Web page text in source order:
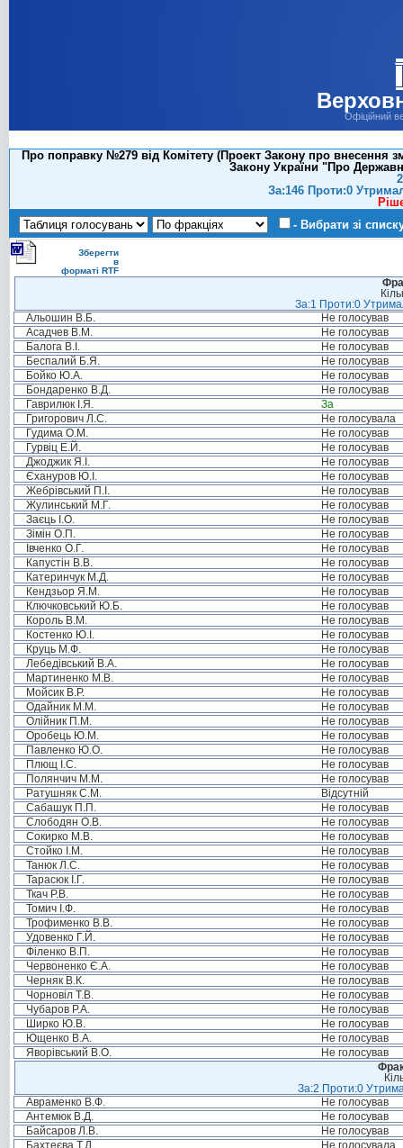
Офіційний
Про поправку №279 від Комітету (Проект Закону про внесення
Закону України "Про
За:146 Проти:0
- Вибрати зі
Зберегти
в
форматі RTF
За:1 Проти:0
Альошин В.Б.
Не голосував
Асадчев В.М.
Не голосував
Балога В.І.
Не голосував
Беспалий Б.Я.
Не голосував
Бойко Ю.А.
Не голосував
Бондаренко В.Д.
Не голосував
Гаврилюк І.Я.
За
Григорович Л.С.
Не голосувала
Гудима О.М.
Не голосував
Гурвіц Е.Й.
Не голосував
Джоджик Я.І.
Не голосував
Єхануров Ю.І.
Не голосував
Жебрівський П.І.
Не голосував
Жулинський М.Г.
Не голосував
Заєць І.О.
Не голосував
Зімін О.П.
Не голосував
Івченко О.Г.
Не голосував
Капустін В.В.
Не голосував
Катеринчук М.Д.
Не голосував
Кендзьор Я.М.
Не голосував
Ключковський Ю.Б.
Не голосував
Король В.М.
Не голосував
Костенко Ю.І.
Не голосував
Круць М.Ф.
Не голосував
Лебедівський В.А.
Не голосував
Мартиненко М.В.
Не голосував
Мойсик В.Р.
Не голосував
Одайник М.М.
Не голосував
Олійник П.М.
Не голосував
Оробець Ю.М.
Не голосував
Павленко Ю.О.
Не голосував
Плющ І.С.
Не голосував
Полянчич М.М.
Не голосував
Ратушняк С.М.
Відсутній
Сабашук П.П.
Не голосував
Слободян О.В.
Не голосував
Сокирко М.В.
Не голосував
Стойко І.М.
Не голосував
Танюк Л.С.
Не голосував
Тарасюк І.Г.
Не голосував
Ткач Р.В.
Не голосував
Томич І.Ф.
Не голосував
Трофименко В.В.
Не голосував
Удовенко Г.Й.
Не голосував
Філенко В.П.
Не голосував
Червоненко Є.А.
Не голосував
Черняк В.К.
Не голосував
Чорновіл Т.В.
Не голосував
Чубаров Р.А.
Не голосував
Ширко Ю.В.
Не голосував
Ющенко В.А.
Не голосував
Яворівський В.О.
Не голосував
За:2 Проти:0
Авраменко В.Ф.
Не голосував
Антемюк В.Д.
Не голосував
Байсаров Л.В.
Не голосував
Бахтеєва Т.Д.
Не голосувала